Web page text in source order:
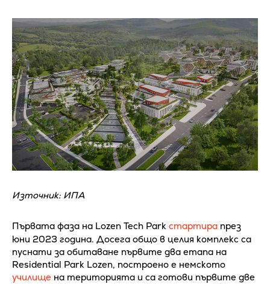
Източник: ИПА
Първата фаза на Lozen Tech Park стартира през
юни 2023 година. Досега общо в целия комплекс са
пуснати за обитаване първите два етапа на
Residential Park Lozen, построено е немското
училище на територията и са готови първите две